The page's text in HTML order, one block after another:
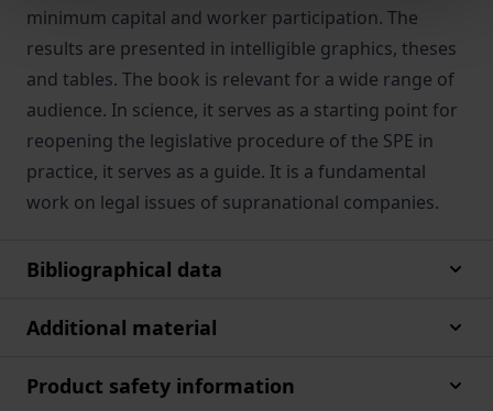
minimum capital and worker participation. The
results are presented in intelligible graphics, theses
and tables. The book is relevant for a wide range of
audience. In science, it serves as a starting point for
reopening the legislative procedure of the SPE in
practice, it serves as a guide. It is a fundamental
work on legal issues of supranational companies.
Bibliographical data
Additional material
Product safety information